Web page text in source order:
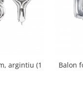
argintiu (1
Balon